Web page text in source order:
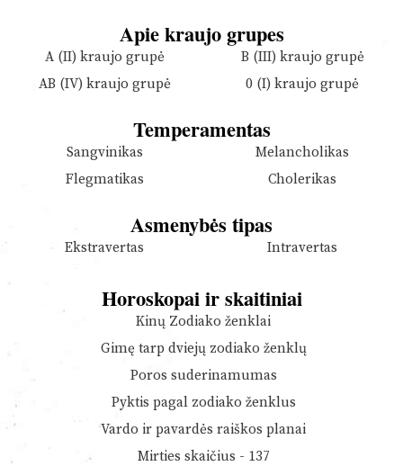
Apie kraujo grupes
A (II) kraujo grupė
B (III) kraujo grupė
AB (IV) kraujo grupė
0 (I) kraujo grupė
Temperamentas
Sangvinikas
Melancholikas
Flegmatikas
Cholerikas
Asmenybės tipas
Ekstravertas Intravertas
Horoskopai ir skaitiniai
Kinų Zodiako ženklai
Gimę tarp dviejų zodiako ženklų
Poros suderinamumas
Pyktis pagal zodiako ženklus
Vardo ir pavardės raiškos planai
Mirties skaičius - 137